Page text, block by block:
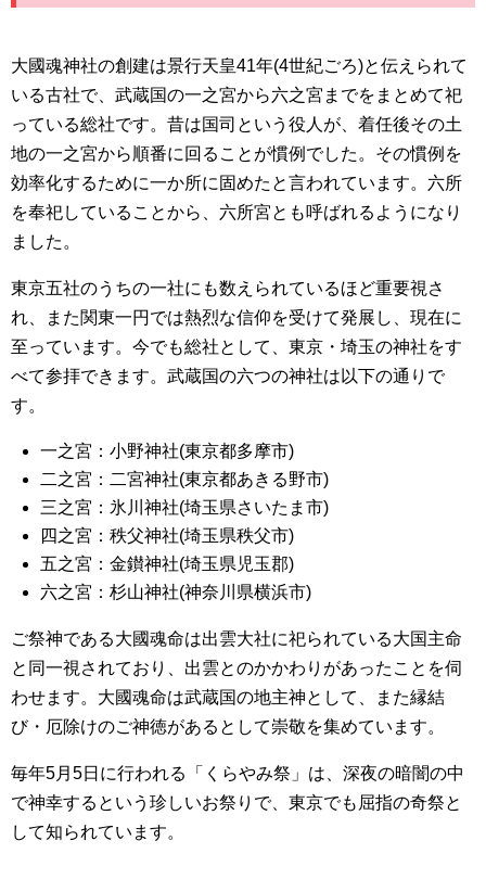
大國魂神社の創建は景行天皇41年(4世紀ごろ)と伝えられて
いる古社で、武蔵国の一之宮から六之宮までをまとめて祀
っている総社です。昔は国司という役人が、着任後その土
地の一之宮から順番に回ることが慣例でした。その慣例を
効率化するために一か所に固めたと言われています。六所
を奉祀していることから、六所宮とも呼ばれるようになり
ました。
東京五社のうちの一社にも数えられているほど重要視さ
れ、また関東一円では熱烈な信仰を受けて発展し、現在に
至っています。今でも総社として、東京・埼玉の神社をす
べて参拝できます。武蔵国の六つの神社は以下の通りで
す。
一之宮：小野神社(東京都多摩市)
二之宮：二宮神社(東京都あきる野市)
三之宮：氷川神社(埼玉県さいたま市)
四之宮：秩父神社(埼玉県秩父市)
五之宮：金鑚神社(埼玉県児玉郡)
六之宮：杉山神社(神奈川県横浜市)
ご祭神である大國魂命は出雲大社に祀られている大国主命
と同一視されており、出雲とのかかわりがあったことを伺
わせます。大國魂命は武蔵国の地主神として、また縁結
び・厄除けのご神徳があるとして崇敬を集めています。
毎年5月5日に行われる「くらやみ祭」は、深夜の暗闇の中
で神幸するという珍しいお祭りで、東京でも屈指の奇祭と
して知られています。